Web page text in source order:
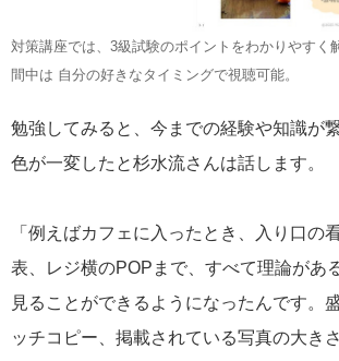
対策講座では、3級試験のポイントをわかりやすく
間中は 自分の好きなタイミングで視聴可能。
勉強してみると、今までの経験や知識が
色が一変したと杉水流さんは話します。
「例えばカフェに入ったとき、入り口の
表、レジ横のPOPまで、すべて理論があ
見ることができるようになったんです。
ッチコピー、掲載されている写真の大